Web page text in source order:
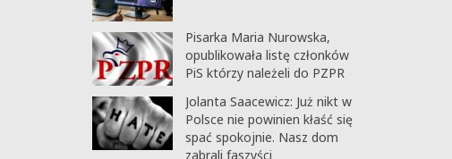
Pisarka Maria Nurowska,
opublikowała listę członków
PiS którzy należeli do PZPR
Jolanta Saacewicz: Już nikt w
Polsce nie powinien kłaść się
spać spokojnie. Nasz dom
zabrali faszyści